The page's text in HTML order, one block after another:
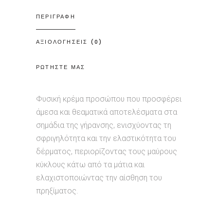
ΠΕΡΙΓΡΑΦΗ
ΑΞΙΟΛΟΓΗΣΕΙΣ (0)
ΡΩΤΗΣΤΕ ΜΑΣ
Φυσική κρέμα προσώπου που προσφέρει
άμεσα και θεαματικά αποτελέσματα στα
σημάδια της γήρανσης, ενισχύοντας τη
σφριγηλότητα και την ελαστικότητα του
δέρματος, περιορίζοντας τους μαύρους
κύκλους κάτω από τα μάτια και
ελαχιστοποιώντας την αίσθηση του
πρηξίματος.